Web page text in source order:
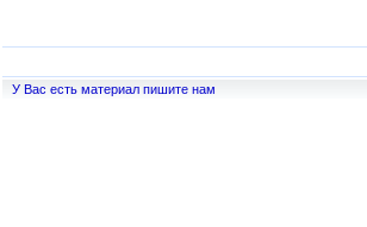
У Вас есть материал пишите нам